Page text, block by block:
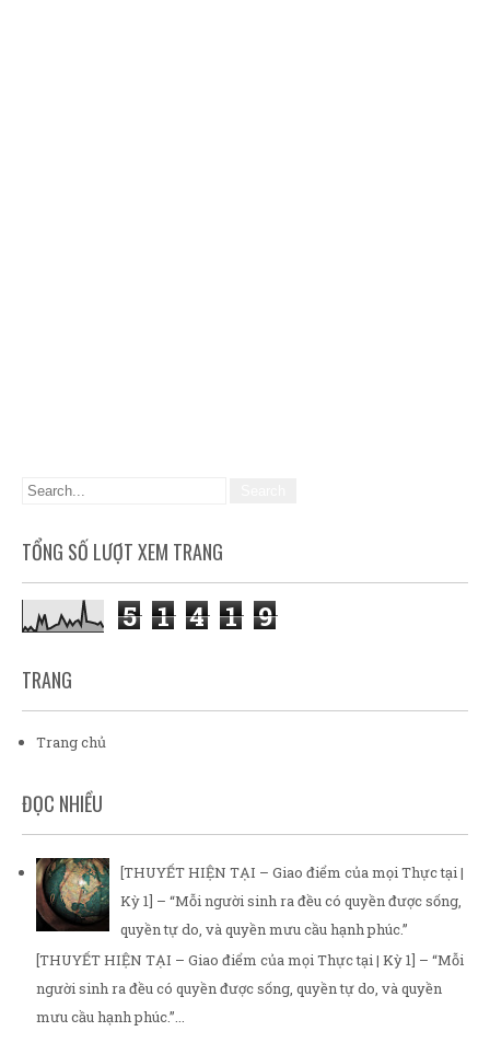
TỔNG SỐ LƯỢT XEM TRANG
5 1 4 1 9
TRANG
Trang chủ
ĐỌC NHIỀU
[THUYẾT HIỆN TẠI – Giao điểm của mọi Thực tại |
Kỳ 1] – “Mỗi người sinh ra đều có quyền được sống,
quyền tự do, và quyền mưu cầu hạnh phúc.”
[THUYẾT HIỆN TẠI – Giao điểm của mọi Thực tại | Kỳ 1] – “Mỗi
người sinh ra đều có quyền được sống, quyền tự do, và quyền
mưu cầu hạnh phúc.”...